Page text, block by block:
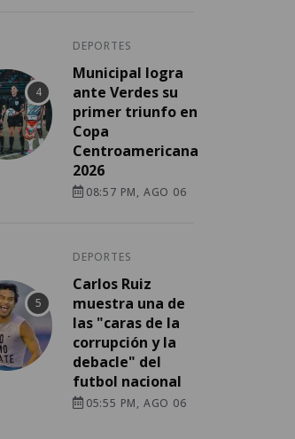
DEPORTES
Municipal logra
ante Verdes su
primer triunfo en
Copa
Centroamericana
2026
08:57 PM, AGO 06
DEPORTES
Carlos Ruiz
muestra una de
las "caras de la
corrupción y la
debacle" del
futbol nacional
05:55 PM, AGO 06